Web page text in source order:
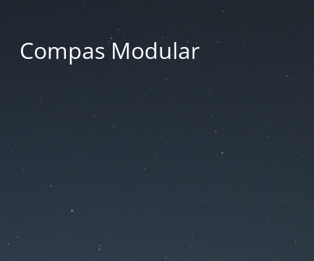
Compas Modular